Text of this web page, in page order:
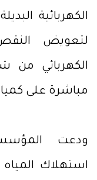
الكهربائية
لتعويض
الكهربائي من
مباشرة على
ودعت
استهلاك